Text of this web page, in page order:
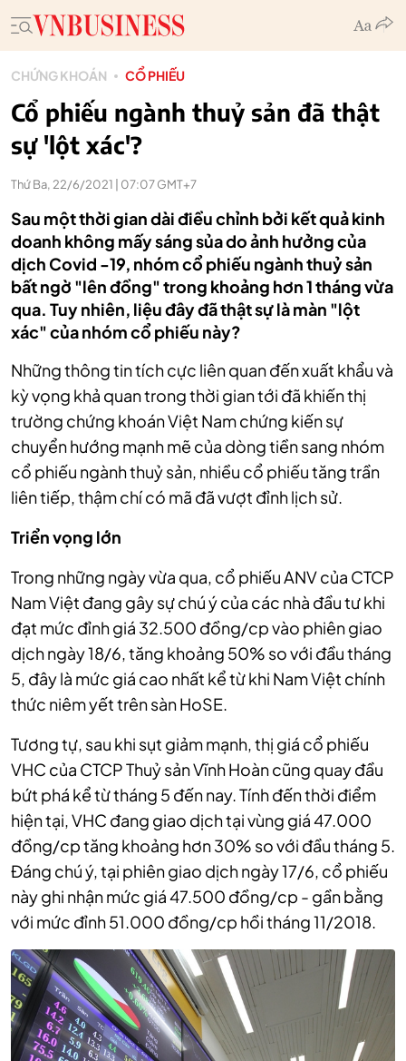
CHỨNG KHOÁN CỔ PHIẾU
Cổ phiếu ngành thuỷ sản đã thật
sự 'lột xác'?
Thứ Ba, 22/6/2021 | 07:07 GMT+7
Sau một thời gian dài điều chỉnh bởi kết quả kinh
doanh không mấy sáng sủa do ảnh hưởng của
dịch Covid -19, nhóm cổ phiếu ngành thuỷ sản
bất ngờ "lên đồng" trong khoảng hơn 1 tháng vừa
qua. Tuy nhiên, liệu đây đã thật sự là màn "lột
xác" của nhóm cổ phiếu này?
Những thông tin tích cực liên quan đến xuất khẩu và
kỳ vọng khả quan trong thời gian tới đã khiến thị
trường chứng khoán Việt Nam chứng kiến sự
chuyển hướng mạnh mẽ của dòng tiền sang nhóm
cổ phiếu ngành thuỷ sản, nhiều cổ phiếu tăng trần
liên tiếp, thậm chí có mã đã vượt đỉnh lịch sử.
Triển vọng lớn
Trong những ngày vừa qua, cổ phiếu ANV của CTCP
Nam Việt đang gây sự chú ý của các nhà đầu tư khi
đạt mức đỉnh giá 32.500 đồng/cp vào phiên giao
dịch ngày 18/6, tăng khoảng 50% so với đầu tháng
5, đây là mức giá cao nhất kể từ khi Nam Việt chính
thức niêm yết trên sàn HoSE.
Tương tự, sau khi sụt giảm mạnh, thị giá cổ phiếu
VHC của CTCP Thuỷ sản Vĩnh Hoàn cũng quay đầu
bứt phá kể từ tháng 5 đến nay. Tính đến thời điểm
hiện tại, VHC đang giao dịch tại vùng giá 47.000
đồng/cp tăng khoảng hơn 30% so với đầu tháng 5.
Đáng chú ý, tại phiên giao dịch ngày 17/6, cổ phiếu
này ghi nhận mức giá 47.500 đồng/cp - gần bằng
với mức đỉnh 51.000 đồng/cp hồi tháng 11/2018.